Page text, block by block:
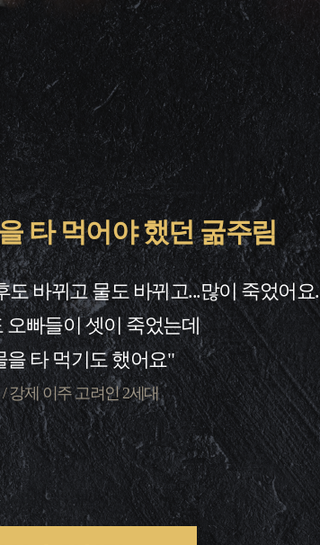
타 먹어야 했던 굶주림
도 바뀌고 물도 바뀌고...많이 죽었어요.
오빠들이 셋이 죽었는데
을 타 먹기도 했어요"
강제 이주 고려인 2세대